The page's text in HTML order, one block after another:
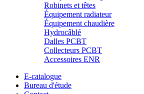
Robinets et têtes
Équipement radiateur
Équipement chaudière
Hydrocâblé
Dalles PCBT
Collecteurs PCBT
Accessoires ENR
E-catalogue
Bureau d'étude